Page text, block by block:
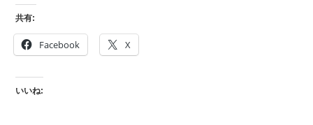
共有:
Facebook X
いいね: